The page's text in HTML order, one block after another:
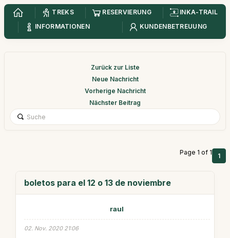
TREKS RESERVIERUNG
INKA-TRAIL
INFORMATIONEN
KUNDENBETREUUNG
Zurück zur Liste
Neue Nachricht
Vorherige Nachricht
Nächster Beitrag
Page 1 of 1 1
boletos para el 12 o 13 de noviembre
raul
02. Nov. 2020 21:06